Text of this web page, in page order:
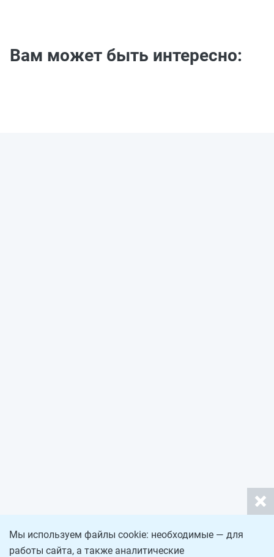
Вам может быть интересно:
Мы используем файлы cookie: необходимые — для
работы сайта, а также аналитические